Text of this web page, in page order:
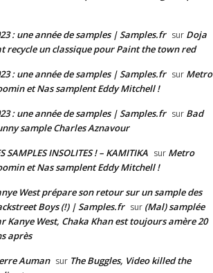
: une année de samples | Samples.fr sur Doja
recycle un classique pour Paint the town red
: une année de samples | Samples.fr sur Metro
et Nas samplent Eddy Mitchell !
: une année de samples | Samples.fr sur Bad
sample Charles Aznavour
SAMPLES INSOLITES ! – KAMITIKA sur Metro
et Nas samplent Eddy Mitchell !
West prépare son retour sur un sample des
Boys (!) | Samples.fr sur (Mal) samplée
Kanye West, Chaka Khan est toujours amère 20
après
Auman sur The Buggles, Video killed the